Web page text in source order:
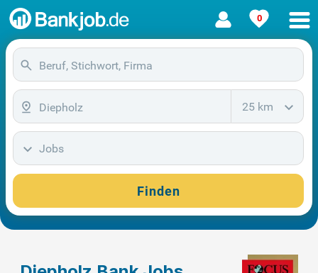
0
25 km
Jobs
Finden